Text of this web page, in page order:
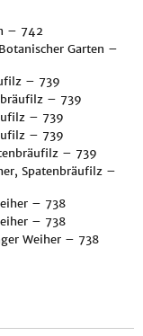
– 742
Garten –
– 739
– 739
– 739
– 739
– 739
Spatenbräufilz –
– 738
– 738
Weiher – 738